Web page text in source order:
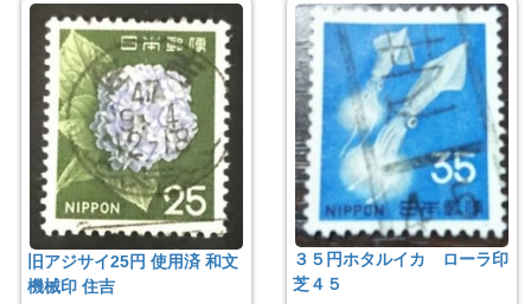
旧アジサイ25円 使用済 和文
機械印 住吉
３５円ホタルイカ ローラ印
芝４５